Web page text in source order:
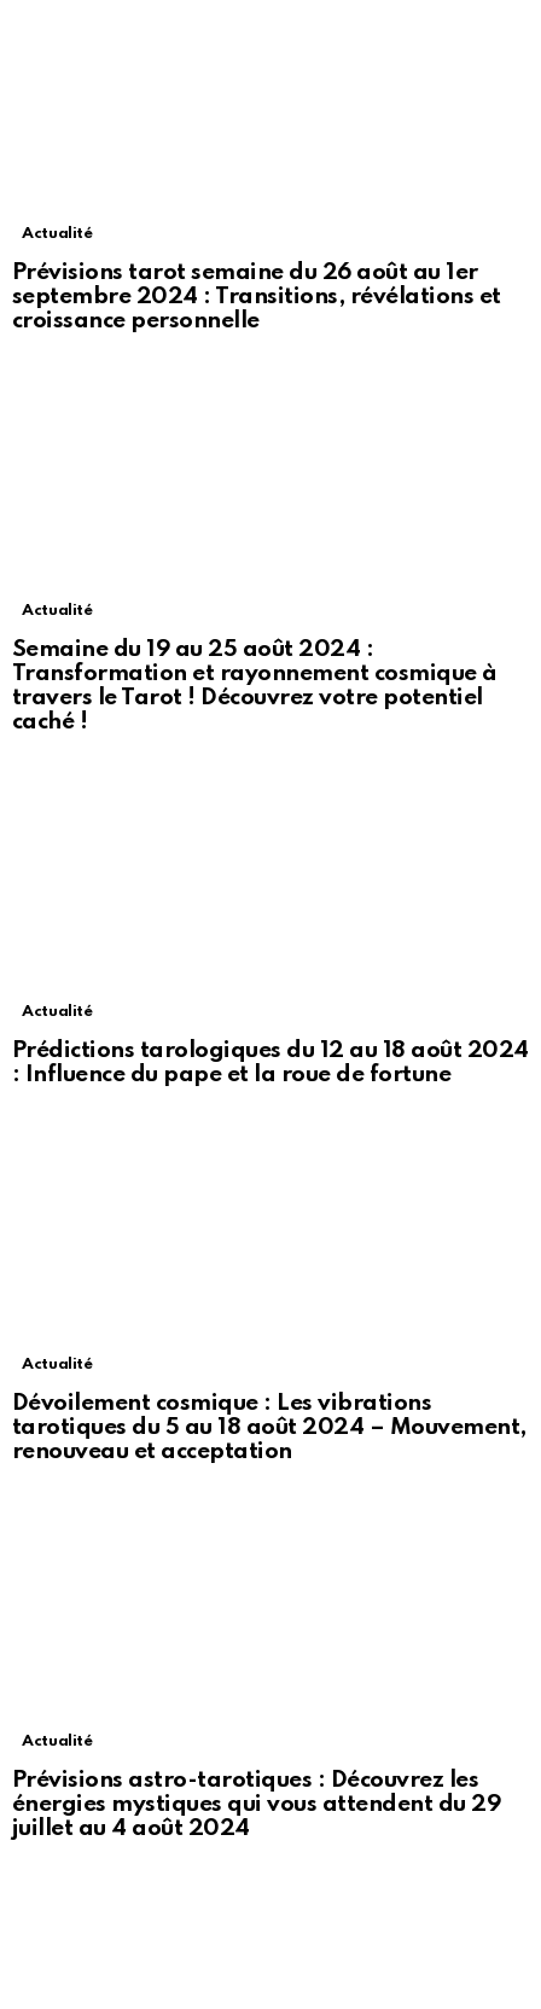
Actualité
Prévisions tarot semaine du 26 août au 1er
septembre 2024 : Transitions, révélations et
croissance personnelle
Actualité
Semaine du 19 au 25 août 2024 :
Transformation et rayonnement cosmique à
travers le Tarot ! Découvrez votre potentiel
caché !
Actualité
Prédictions tarologiques du 12 au 18 août 2024
: Influence du pape et la roue de fortune
Actualité
Dévoilement cosmique : Les vibrations
tarotiques du 5 au 18 août 2024 – Mouvement,
renouveau et acceptation
Actualité
Prévisions astro-tarotiques : Découvrez les
énergies mystiques qui vous attendent du 29
juillet au 4 août 2024